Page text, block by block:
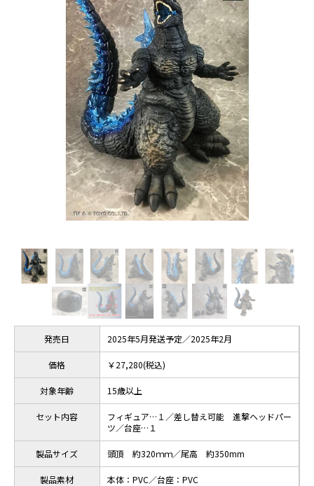
発売日 2025年5月発送予定／2025年2月
価格 ￥27,280(税込)
対象年齢 15歳以上
セット内容
フィギュア…１／差し替え可能 進撃ヘッドパー
ツ／台座…１
製品サイズ 頭頂 約320ｍｍ／尾高 約350mm
製品素材 本体：PVC／台座：PVC